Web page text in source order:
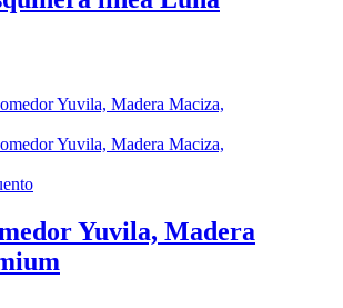
Yuvila, Madera